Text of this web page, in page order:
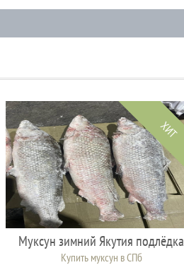
ХИТ
Муксун зимний Якутия подлёдка
Купить муксун в СПб